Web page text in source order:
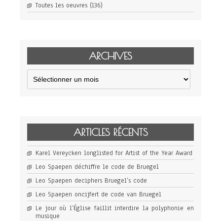
Toutes les oeuvres (136)
ARCHIVES
Archives
ARTICLES RÉCENTS
Karel Vereycken longlisted for Artist of the Year Award
Leo Spaepen déchiffre le code de Bruegel
Leo Spaepen deciphers Bruegel’s code
Leo Spaepen oncijfert de code van Bruegel
Le jour où l’Église faillit interdire la polyphonie en
musique